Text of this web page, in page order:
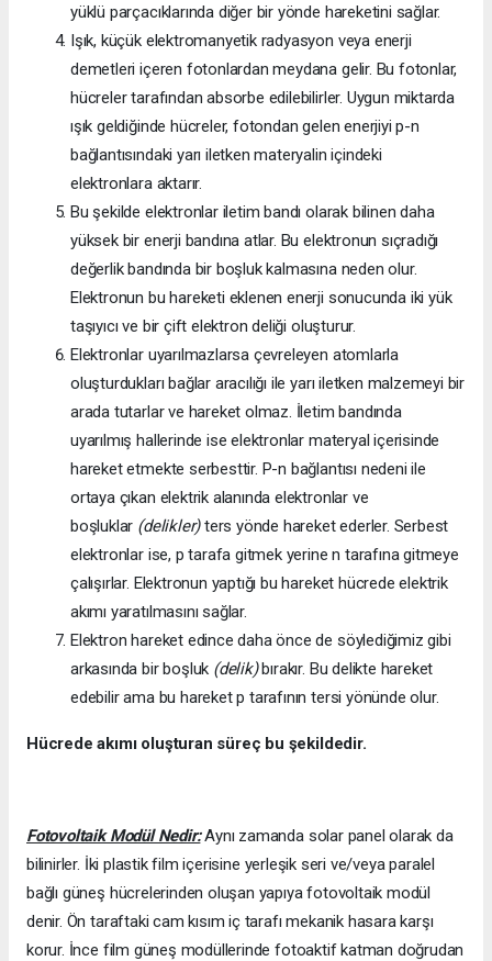
yüklü parçacıklarında diğer bir yönde hareketini sağlar.
Işık, küçük elektromanyetik radyasyon veya enerji
demetleri içeren fotonlardan meydana gelir. Bu fotonlar,
hücreler tarafından absorbe edilebilirler. Uygun miktarda
ışık geldiğinde hücreler, fotondan gelen enerjiyi p-n
bağlantısındaki yarı iletken materyalin içindeki
elektronlara aktarır.
Bu şekilde elektronlar iletim bandı olarak bilinen daha
yüksek bir enerji bandına atlar. Bu elektronun sıçradığı
değerlik bandında bir boşluk kalmasına neden olur.
Elektronun bu hareketi eklenen enerji sonucunda iki yük
taşıyıcı ve bir çift elektron deliği oluşturur.
Elektronlar uyarılmazlarsa çevreleyen atomlarla
oluşturdukları bağlar aracılığı ile yarı iletken malzemeyi bir
arada tutarlar ve hareket olmaz. İletim bandında
uyarılmış hallerinde ise elektronlar materyal içerisinde
hareket etmekte serbesttir. P-n bağlantısı nedeni ile
ortaya çıkan elektrik alanında elektronlar ve
boşluklar (delikler)ters yönde hareket ederler. Serbest
elektronlar ise, p tarafa gitmek yerine n tarafına gitmeye
çalışırlar. Elektronun yaptığı bu hareket hücrede elektrik
akımı yaratılmasını sağlar.
Elektron hareket edince daha önce de söylediğimiz gibi
arkasında bir boşluk (delik)bırakır. Bu delikte hareket
edebilir ama bu hareket p tarafının tersi yönünde olur.
Hücrede akımı oluşturan süreç bu şekildedir.
Fotovoltaik Modül Nedir:Aynı zamanda solar panel olarak da
bilinirler. İki plastik film içerisine yerleşik seri ve/veya paralel
bağlı güneş hücrelerinden oluşan yapıya fotovoltaik modül
denir. Ön taraftaki cam kısım iç tarafı mekanik hasara karşı
korur. İnce film güneş modüllerinde fotoaktif katman doğrudan